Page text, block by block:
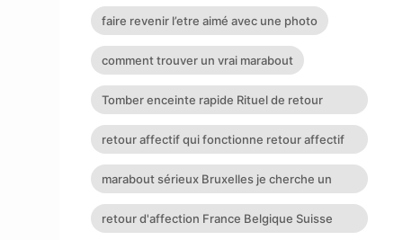
affectif sérieux retour d
faire revenir l’etre aimé avec une photo
comment trouver un vrai marabout
Tomber enceinte rapide Rituel de retour
affectif retour affectif
retour affectif qui fonctionne retour affectif
avis expert marab
marabout sérieux Bruxelles je cherche un
puissant marabout
retour d'affection France Belgique Suisse